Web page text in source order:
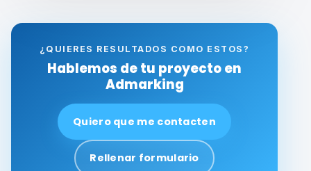
¿QUIERES RESULTADOS COMO ESTOS?
Hablemos de tu proyecto en
Admarking
Quiero que me contacten
Rellenar formulario